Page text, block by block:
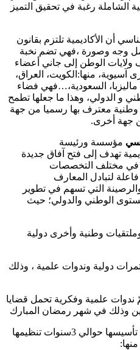
الشاملة رغبة في تحقيق التميز
أن الأكاديمية تلتزم بقانون
وجه وصورة ،فهي تضم نخبة
ولايات الوطن إلى جاني أعضاء
منها:الكويت، العراق،
السعودية،…فهي فضاء
و الدولي، وهذا ما جعلها تطمح
وطنية معترف بها رسميا من جهة
جهة أخرى.
مؤسسة ورئيسة
تهدف إلى فتح آفاق جديدة
في مختلف التخصصات
لتبادل المعارف
التي تسهم في تطوير
الوطني والدولي؛ حيث
وملتقيات وطنية وأخرى دولية
مؤتمرات دولية وندوات علمية ، وذلك
علمية وفكرية تحمل قضايا
وذلك في شهر رمضان المبارك
ومن أبرز ما حققته الأكاديمية منذ تأسيسها حوالي 3سنوات تنظيمها